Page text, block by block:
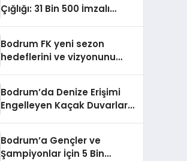
Çığlığı: 31 Bin 500 İmzalı
Bodrum FK yeni sezon
hedeflerini ve vizyonunu
Bodrum’da Denize Erişimi
Engelleyen Kaçak Duvarlar
Bodrum’a Gençler ve
Şampiyonlar İçin 5 Bin